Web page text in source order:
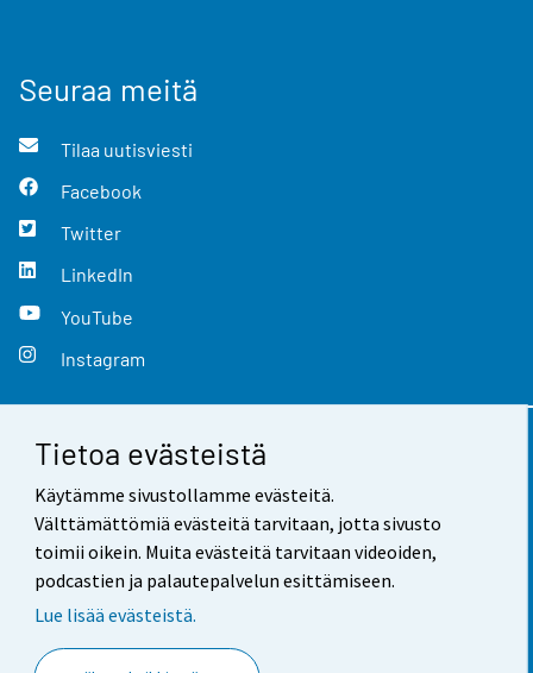
Tietoa evästeistä
Käytämme sivustollamme evästeitä.
Välttämättömiä evästeitä tarvitaan, jotta sivusto
toimii oikein. Muita evästeitä tarvitaan videoiden,
podcastien ja palautepalvelun esittämiseen.
Lue lisää evästeistä.
Seuraa meitä
Tilaa uutisviesti
Facebook
Twitter
LinkedIn
YouTube
Instagram
Yhteystiedot
Palaute
Käyttöehdot
Saavutettavuus